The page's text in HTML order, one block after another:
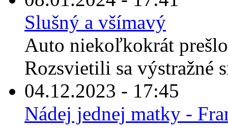
Slušný a všímavý
Auto niekoľkokrát
Rozsvietili sa výstražné
04.12.2023 - 17:45
Nádej jednej matky -